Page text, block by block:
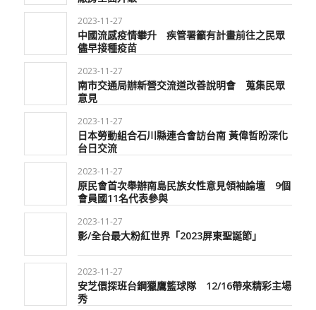
2023-11-27
中國流感疫情攀升 疾管署籲有計畫前往之民眾
儘早接種疫苗
2023-11-27
南市交通局辦新營交流道改善說明會 蒐集民眾
意見
2023-11-27
日本勞動組合石川縣連合會訪台南 黃偉哲盼深化
台日交流
2023-11-27
原民會首次舉辦南島民族女性意見領袖論壇 9個
會員國11名代表參與
2023-11-27
影/全台最大粉紅世界「2023屏東聖誕節」
2023-11-27
安芝儇探班台鋼獵鷹籃球隊 12/16帶來精彩主場
秀